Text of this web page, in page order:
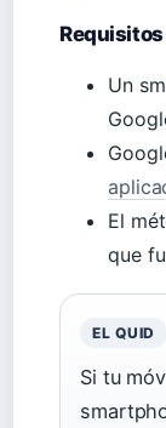
Un
El
que
EL QUID
Si tu